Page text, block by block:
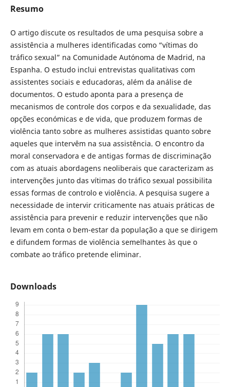
Resumo
O artigo discute os resultados de uma pesquisa sobre a
assistência a mulheres identificadas como “vítimas do
tráfico sexual” na Comunidade Autónoma de Madrid, na
Espanha. O estudo inclui entrevistas qualitativas com
assistentes sociais e educadoras, além da análise de
documentos. O estudo aponta para a presença de
mecanismos de controle dos corpos e da sexualidade, das
opções económicas e de vida, que produzem formas de
violência tanto sobre as mulheres assistidas quanto sobre
aqueles que intervêm na sua assistência. O encontro da
moral conservadora e de antigas formas de discriminação
com as atuais abordagens neoliberais que caracterizam as
intervenções junto das vítimas do tráfico sexual possibilita
essas formas de controlo e violência. A pesquisa sugere a
necessidade de intervir criticamente nas atuais práticas de
assistência para prevenir e reduzir intervenções que não
levam em conta o bem-estar da população a que se dirigem
e difundem formas de violência semelhantes às que o
combate ao tráfico pretende eliminar.
Downloads